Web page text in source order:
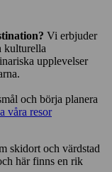
Vi erbjuder
kulturella
upplevelser
och börja planera
våra resor
skidort och värdstad
här finns en rik